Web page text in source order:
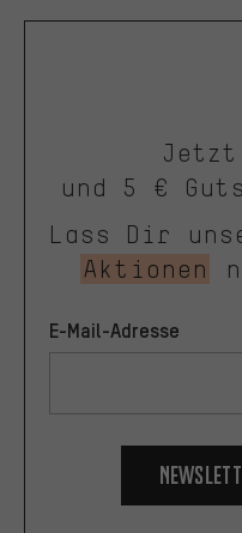
Jetzt
und 5 €
Lass Dir
Aktionen
E-Mail-Adresse